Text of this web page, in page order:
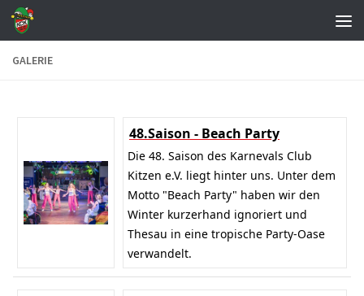
Zum Inhalt springen
GALERIE
48.Saison - Beach Party
Die 48. Saison des Karnevals Club
Kitzen e.V. liegt hinter uns. Unter dem
Motto "Beach Party" haben wir den
Winter kurzerhand ignoriert und
Thesau in eine tropische Party-Oase
verwandelt.